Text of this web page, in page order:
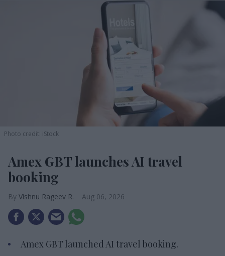
Photo credit: iStock
Amex GBT launches AI travel
booking
Vishnu Rageev R. Aug 06, 2026
Amex GBT launched AI travel booking.